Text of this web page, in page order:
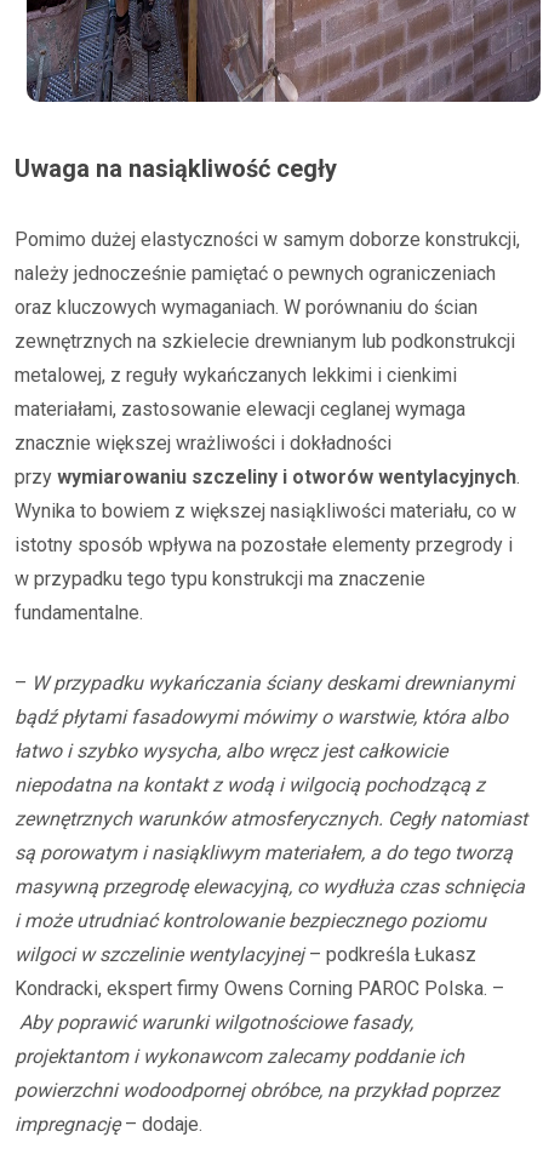
Uwaga na nasiąkliwość cegły
Pomimo dużej elastyczności w samym doborze konstrukcji,
należy jednocześnie pamiętać o pewnych ograniczeniach
oraz kluczowych wymaganiach. W porównaniu do ścian
zewnętrznych na szkielecie drewnianym lub podkonstrukcji
metalowej, z reguły wykańczanych lekkimi i cienkimi
materiałami, zastosowanie elewacji ceglanej wymaga
znacznie większej wrażliwości i dokładności
przy wymiarowaniu szczeliny i otworów wentylacyjnych.
Wynika to bowiem z większej nasiąkliwości materiału, co w
istotny sposób wpływa na pozostałe elementy przegrody i
w przypadku tego typu konstrukcji ma znaczenie
fundamentalne.
– W przypadku wykańczania ściany deskami drewnianymi
bądź płytami fasadowymi mówimy o warstwie, która albo
łatwo i szybko wysycha, albo wręcz jest całkowicie
niepodatna na kontakt z wodą i wilgocią pochodzącą z
zewnętrznych warunków atmosferycznych. Cegły natomiast
są porowatym i nasiąkliwym materiałem, a do tego tworzą
masywną przegrodę elewacyjną, co wydłuża czas schnięcia
i może utrudniać kontrolowanie bezpiecznego poziomu
wilgoci w szczelinie wentylacyjnej– podkreśla Łukasz
Kondracki, ekspert firmy Owens Corning PAROC Polska. –
Aby poprawić warunki wilgotnościowe fasady,
projektantom i wykonawcom zalecamy poddanie ich
powierzchni wodoodpornej obróbce, na przykład poprzez
impregnację– dodaje.